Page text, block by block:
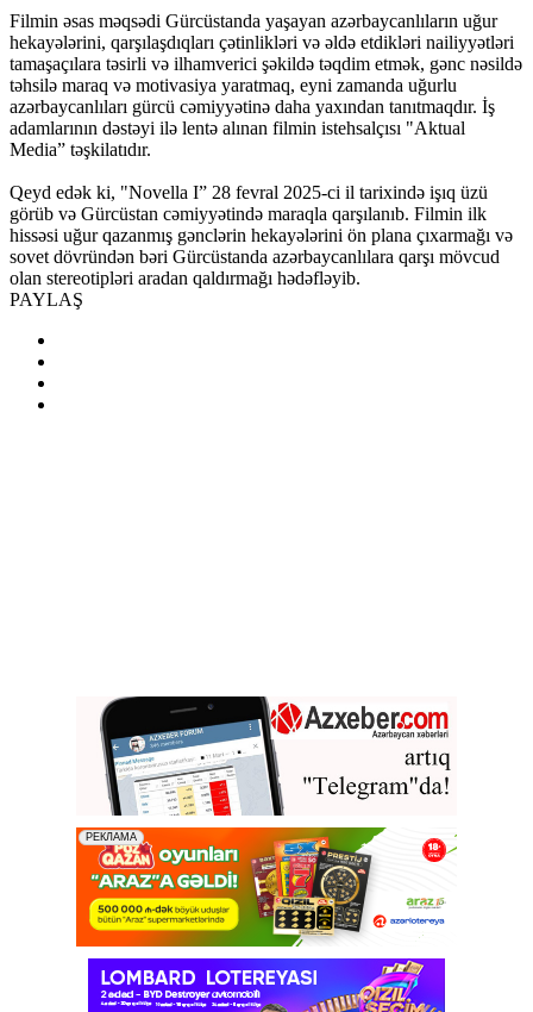
Filmin əsas məqsədi Gürcüstanda yaşayan azərbaycanlıların uğur
hekayələrini, qarşılaşdıqları çətinlikləri və əldə etdikləri nailiyyətləri
tamaşaçılara təsirli və ilhamverici şəkildə təqdim etmək, gənc nəsildə
təhsilə maraq və motivasiya yaratmaq, eyni zamanda uğurlu
azərbaycanlıları gürcü cəmiyyətinə daha yaxından tanıtmaqdır. İş
adamlarının dəstəyi ilə lentə alınan filmin istehsalçısı "Aktual
Media” təşkilatıdır.
Qeyd edək ki, "Novella I” 28 fevral 2025-ci il tarixində işıq üzü
görüb və Gürcüstan cəmiyyətində maraqla qarşılanıb. Filmin ilk
hissəsi uğur qazanmış gənclərin hekayələrini ön plana çıxarmağı və
sovet dövründən bəri Gürcüstanda azərbaycanlılara qarşı mövcud
olan stereotipləri aradan qaldırmağı hədəfləyib.
PAYLAŞ